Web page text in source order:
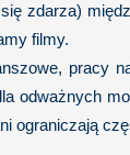
zdarza)
filmy.
pracy
ograniczają